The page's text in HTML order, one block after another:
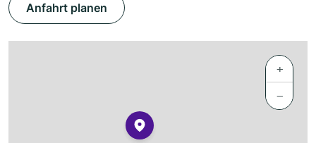
Anfahrt planen
+
−